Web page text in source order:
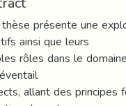
présente une
ainsi que leurs
rôles dans le
allant des principes